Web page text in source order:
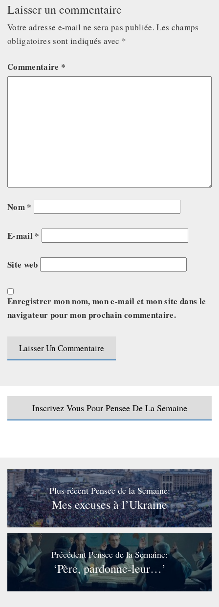
Laisser un commentaire
Votre adresse e-mail ne sera pas publiée. Les champs
obligatoires sont indiqués avec *
Commentaire *
Nom *
E-mail *
Site web
Enregistrer mon nom, mon e-mail et mon site dans le
navigateur pour mon prochain commentaire.
Inscrivez Vous Pour Pensee De La Semaine
Plus récent Pensee de la Semaine:
Mes excuses à l’Ukraine
Précédent Pensee de la Semaine:
‘Père, pardonne-leur…’